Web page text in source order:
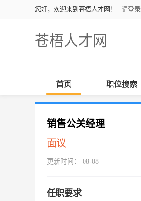
您好，欢迎来到苍梧人才网！ 请登录
苍梧人才网
首页 职位搜索
销售公关经理
面议
更新时间： 08-08
任职要求